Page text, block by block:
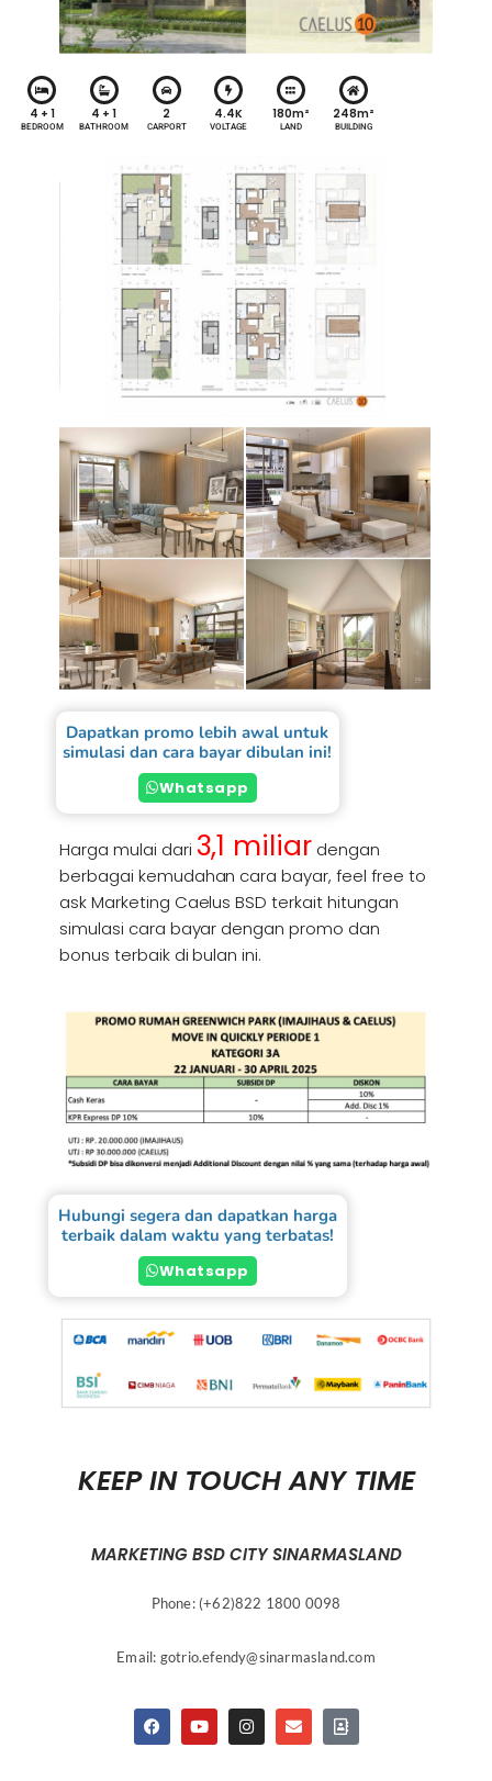
4 + 1
BEDROOM
4 + 1
BATHROOM
2
CARPORT
4.4K
VOLTAGE
180m²
LAND
248m²
BUILDING
Dapatkan promo lebih awal untuk
simulasi dan cara bayar dibulan ini!
Whatsapp
Harga mulai dari 3,1 miliar dengan
berbagai kemudahan cara bayar, feel free to
ask Marketing Caelus BSD terkait hitungan
simulasi cara bayar dengan promo dan
bonus terbaik di bulan ini.
Hubungi segera dan dapatkan harga
terbaik dalam waktu yang terbatas!
Whatsapp
KEEP IN TOUCH ANY TIME
MARKETING BSD CITY SINARMASLAND
Phone: (+62)822 1800 0098
Email: gotrio.efendy@sinarmasland.com